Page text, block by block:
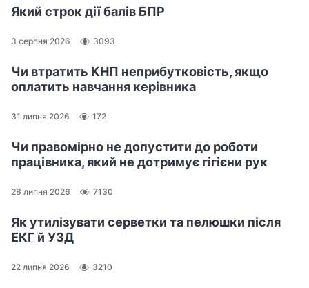
Який строк дії балів БПР
3 серпня 2026 3093
Чи втратить КНП неприбутковість, якщо
оплатить навчання керівника
31 липня 2026 172
Чи правомірно не допустити до роботи
працівника, який не дотримує гігієни рук
28 липня 2026 7130
Як утилізувати серветки та пелюшки після
ЕКГ й УЗД
22 липня 2026 3210